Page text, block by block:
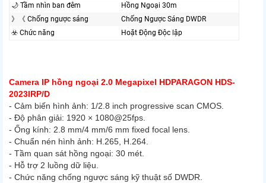
🌙 Tầm nhìn ban đêm
Hồng Ngoại 30m
》《 Chống ngược sáng
Chống Ngược Sáng DWDR
☣️ Chức năng
Hoặt Động Độc lập
Camera IP hồng ngoại 2.0 Megapixel HDPARAGON HDS-
2023IRP/D
- Cảm biến hình ảnh: 1/2.8 inch progressive scan CMOS.
- Độ phân giải: 1920 × 1080@25fps.
- Ống kính: 2.8 mm/4 mm/6 mm fixed focal lens.
- Chuẩn nén hình ảnh: H.265, H.264.
- Tầm quan sát hồng ngoại: 30 mét.
- Hỗ trợ 2 luồng dữ liệu.
- Chức năng chống ngược sáng kỹ thuật số DWDR.